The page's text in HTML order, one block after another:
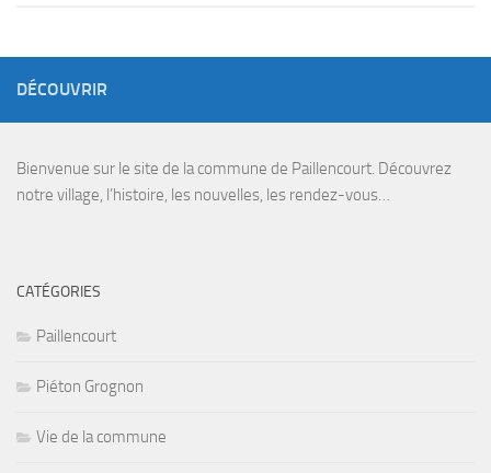
DÉCOUVRIR
Bienvenue sur le site de la commune de Paillencourt. Découvrez
notre village, l’histoire, les nouvelles, les rendez-vous…
CATÉGORIES
Paillencourt
Piéton Grognon
Vie de la commune